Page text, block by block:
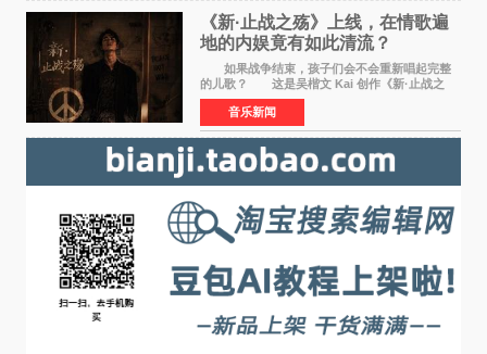
《新·止战之殇》上线，在情歌遍
地的内娱竟有如此清流？
如果战争结束，孩子们会不会重新唱起完整
的儿歌？ 这是吴楷文 Kai 创作《新·止战之
殇》时最初的想法。 从伊朗相关冲突引发的
地区局势，到世界各地仍在发生的动荡与不安，
战争从来不只
音乐新闻